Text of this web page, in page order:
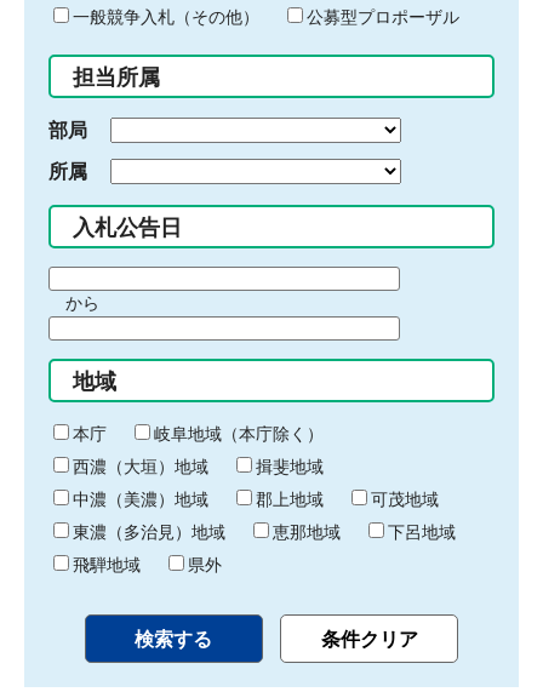
ド
入
力
一般競争入札（その他）
公募型プロポーザル
担当所属
部局
所属
入札公告日
間
始
り
から
間
終
わ
り
地域
本庁
岐阜地域（本庁除く）
西濃（大垣）地域
揖斐地域
中濃（美濃）地域
郡上地域
可茂地域
東濃（多治見）地域
恵那地域
下呂地域
飛騨地域
県外